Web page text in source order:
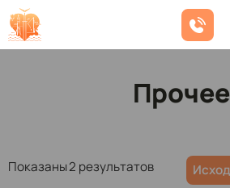
Прочее
Показаны 2 результатов